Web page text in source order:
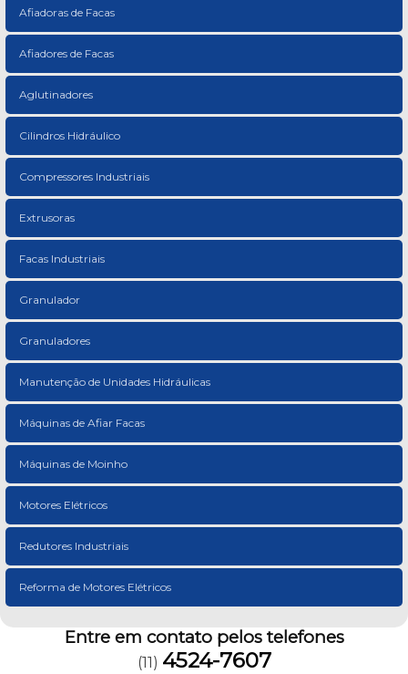
Afiadoras de Facas
Afiadores de Facas
Aglutinadores
Cilindros Hidráulico
Compressores Industriais
Extrusoras
Facas Industriais
Granulador
Granuladores
Manutenção de Unidades Hidráulicas
Máquinas de Afiar Facas
Máquinas de Moinho
Motores Elétricos
Redutores Industriais
Reforma de Motores Elétricos
Entre em contato pelos telefones
(11) 4524-7607